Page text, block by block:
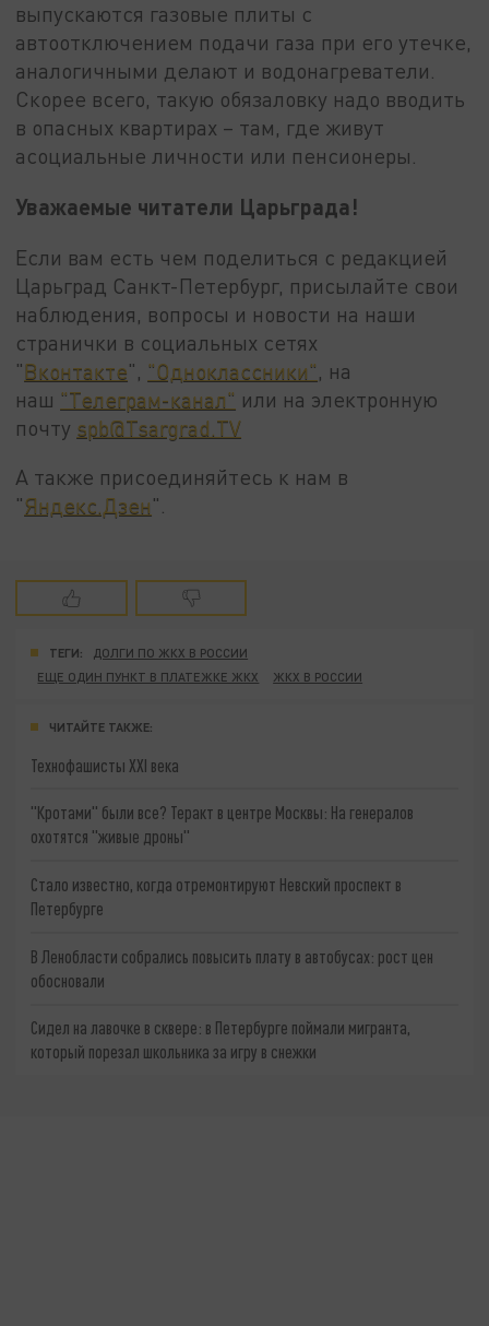
выпускаются газовые плиты с
автоотключением подачи газа при его утечке,
аналогичными делают и водонагреватели.
Скорее всего, такую обязаловку надо вводить
в опасных квартирах – там, где живут
асоциальные личности или пенсионеры.
Уважаемые читатели Царьграда!
Если вам есть чем поделиться с редакцией
Царьград Санкт-Петербург, присылайте свои
наблюдения, вопросы и новости на наши
странички в социальных сетях
"Вконтакте", "Одноклассники" , на
наш "Телеграм-канал" или на электронную
почту spb@Tsargrad.TV
А также присоединяйтесь к нам в
"Яндекс.Дзен".
ТЕГИ:
ДОЛГИ ПО ЖКХ В РОССИИ
ЕЩЕ ОДИН ПУНКТ В ПЛАТЕЖКЕ ЖКХ
ЖКХ В РОССИИ
ЧИТАЙТЕ ТАКЖЕ:
Технофашисты XXI века
"Кротами" были все? Теракт в центре Москвы: На генералов
охотятся "живые дроны"
Стало известно, когда отремонтируют Невский проспект в
Петербурге
В Ленобласти собрались повысить плату в автобусах: рост цен
обосновали
Сидел на лавочке в сквере: в Петербурге поймали мигранта,
который порезал школьника за игру в снежки